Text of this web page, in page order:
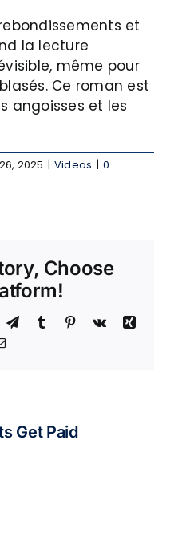
et
la lecture
même pour
Ce roman est
angoisses et les
2025 | Videos | 0
Choose
TelegramTumblr Pinterest
Vk
Xing
Email
Get Paid